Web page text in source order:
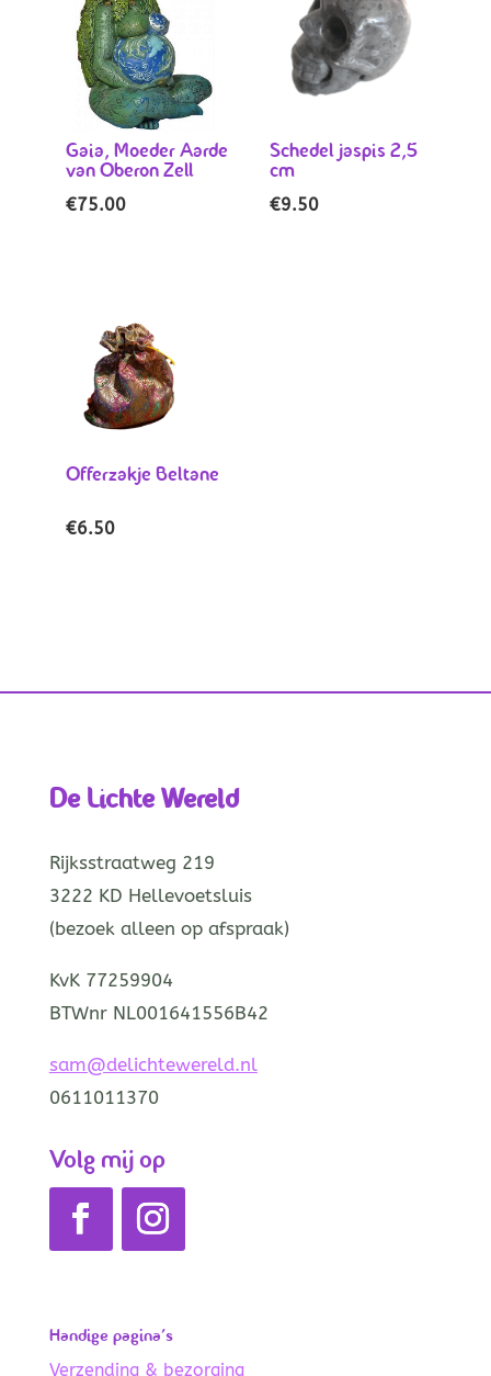
Gaia, Moeder Aarde
van Oberon Zell
€75.00
Schedel jaspis 2,5
cm
€9.50
Offerzakje Beltane
€6.50
De Lichte Wereld
Rijksstraatweg 219
3222 KD Hellevoetsluis
(bezoek alleen op afspraak)
KvK 77259904
BTWnr NL001641556B42
sam@delichtewereld.nl
0611011370
Volg mij op
Handige pagina’s
Verzending & bezorging